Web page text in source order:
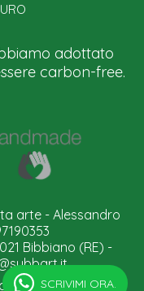
adottato
carbon-free.
arte - Alessandro
Bibbiano (RE) -
SCRIVIMI ORA.